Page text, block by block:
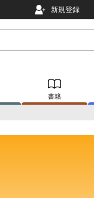
新規登録
書籍